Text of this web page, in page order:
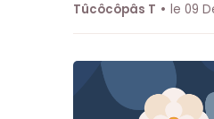
Tûcôcôpâs T le 09